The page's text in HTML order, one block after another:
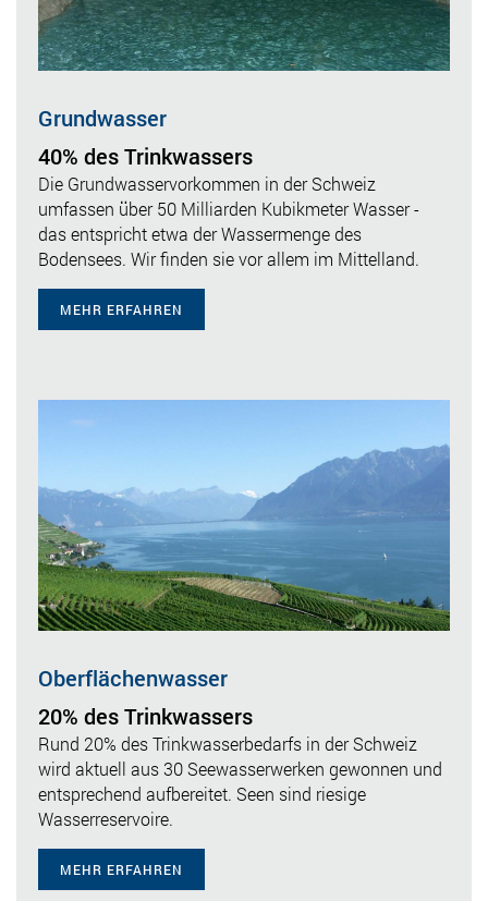
Grundwasser
40% des Trinkwassers
Die Grundwasservorkommen in der Schweiz
umfassen über 50 Milliarden Kubikmeter Wasser -
das entspricht etwa der Wassermenge des
Bodensees. Wir finden sie vor allem im Mittelland.
MEHR ERFAHREN
Oberflächenwasser
20% des Trinkwassers
Rund 20% des Trinkwasserbedarfs in der Schweiz
wird aktuell aus 30 Seewasserwerken gewonnen und
entsprechend aufbereitet. Seen sind riesige
Wasserreservoire.
MEHR ERFAHREN